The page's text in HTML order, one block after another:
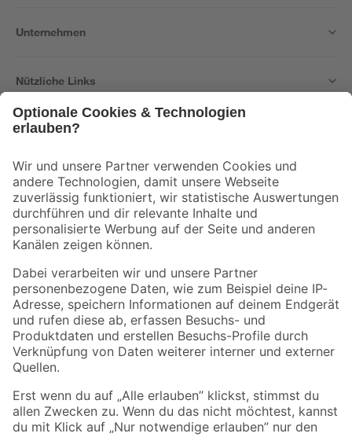
Unternehmen
Nützliche Links
Der toom Newsletter: Keine Angebote und Aktionen mehr verpassen!
Zur Newsletter Anmeldung
Folge uns
Zahlungsarten Versandarten
Sicher einkaufen
Jetzt die toom-App herunterladen